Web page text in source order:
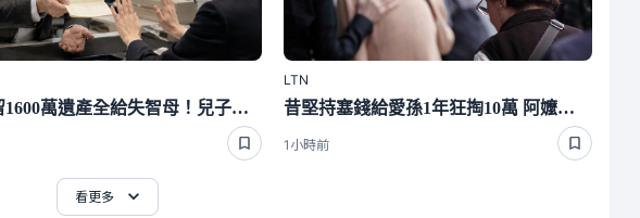
老爸留1600萬遺產全給失智母！兒子到銀行發現大麻煩悲劇了
LTN
昔堅持塞錢給愛孫1年狂掏10萬 阿嬤卻「慘遭斷聯」下場超心酸
1小時前
看更多